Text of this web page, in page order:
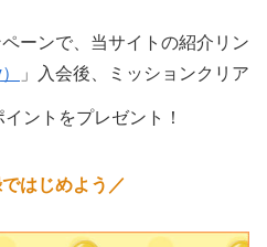
ーンで、当サイトの紹介リン
」入会後、ミッションクリア
ントをプレゼント！
はじめよう／